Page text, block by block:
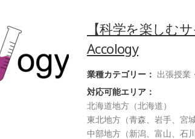
【科学を楽しむ
Accology
業種カテゴリー：
出張授業
対応可能エリア：
北海道地方（北海道）
東北地方（青森、岩手、宮
中部地方（新潟、富山、石